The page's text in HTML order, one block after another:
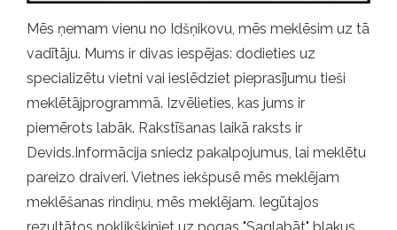
Mēs ņemam vienu no Idšņikovu, mēs meklēsim uz tā
vadītāju. Mums ir divas iespējas: dodieties uz
specializētu vietni vai ieslēdziet pieprasījumu tieši
meklētājprogrammā. Izvēlieties, kas jums ir
piemērots labāk. Rakstīšanas laikā raksts ir
Devids.Informācija sniedz pakalpojumus, lai meklētu
pareizo draiveri. Vietnes iekšpusē mēs meklējam
meklēšanas rindiņu, mēs meklējam. Iegūtajos